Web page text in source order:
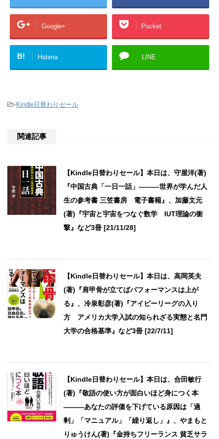
Google+ Pocket
B! Hatena LINE
-Kindle日替わりセール
関連記事
【Kindle日替わりセール】本日は、守屋洋(著)
『中国古典「一日一話」―――世界が学んだ人
生の参考書 三笠書房 電子書籍』、加藤文元
(著)『宇宙と宇宙をつなぐ数学 IUT理論の衝
撃』など3冊 [21/11/28]
【Kindle日替わりセール】本日は、高岡英夫
(著)『肩甲骨が立てばパフォーマンスは上が
る』、冷泉彰彦(著)『アイビーリーグの入り
方 アメリカ大学入試の知られざる実態と名門
大学の合格基準』など3冊 [22/7/11]
【Kindle日替わりセール】本日は、合田敏行
(著)『敬語の使い方が面白いほど身につく本
―――あなたの評価を下げている原因は「過
剰」「マニュアル」「繰り返し」』、やまもと
りゅうけん(著)『金持ちフリーランス 貧乏サラ